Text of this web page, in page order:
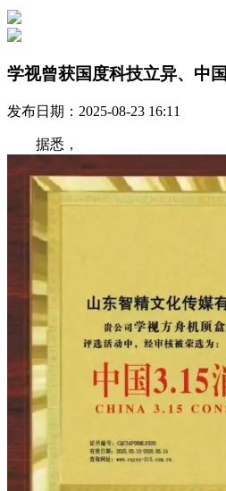
学视曾获国度科技立异、中
发布日期：2025-08-23 16:11
据悉，